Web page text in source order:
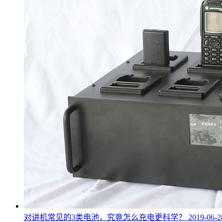
对讲机常见的3类电池，究竟怎么充电更科学？ 2019-06-